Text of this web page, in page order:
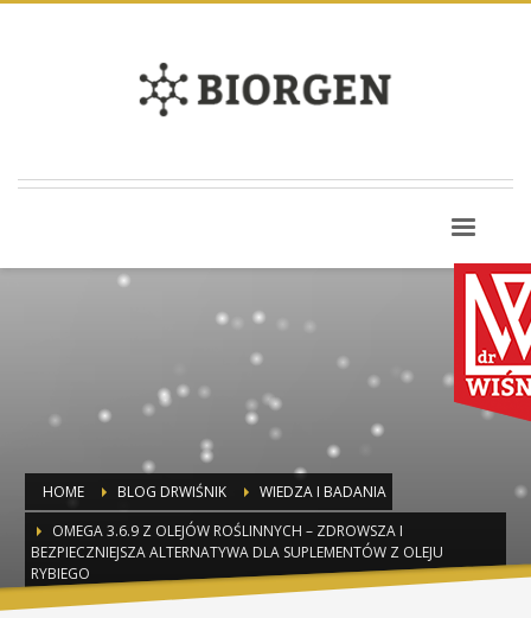
HOME BLOG DRWIŚNIK
WIEDZA I BADANIA
OMEGA 3.6.9 Z OLEJÓW ROŚLINNYCH – ZDROWSZA I
BEZPIECZNIEJSZA ALTERNATYWA DLA SUPLEMENTÓW Z OLEJU
RYBIEGO